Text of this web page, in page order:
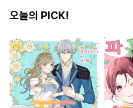
오늘의 PICK!